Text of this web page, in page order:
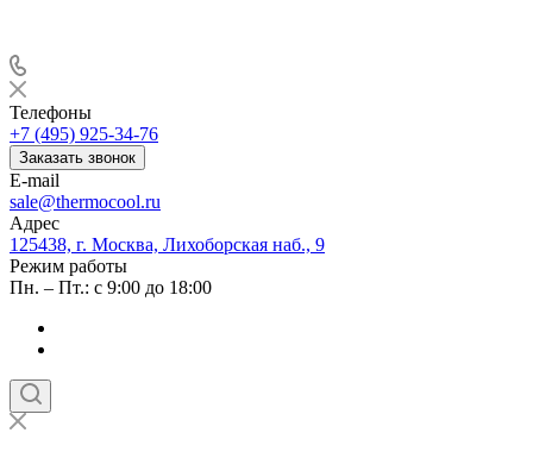
Телефоны
+7 (495) 925-34-76
Заказать звонок
E-mail
sale@thermocool.ru
Адрес
125438, г. Москва, Лихоборская наб., 9
Режим работы
Пн. – Пт.: с 9:00 до 18:00